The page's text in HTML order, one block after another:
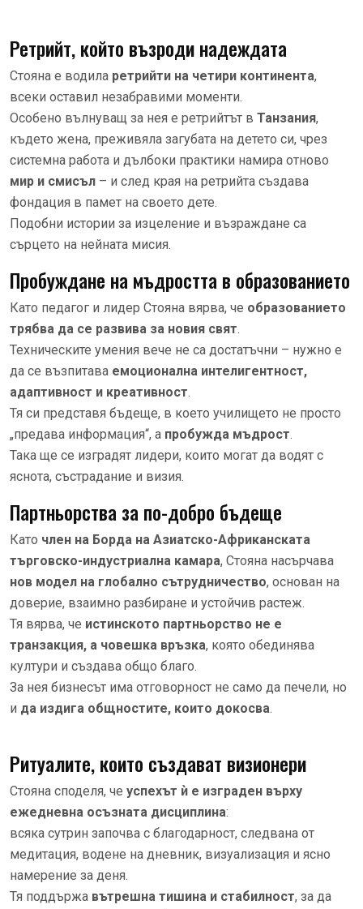
Ретрийт, който възроди надеждата
Стояна е водила ретрийти на четири континента,
всеки оставил незабравими моменти.
Особено вълнуващ за нея е ретрийтът в Танзания,
където жена, преживяла загубата на детето си, чрез
системна работа и дълбоки практики намира отново
мир и смисъл – и след края на ретрийта създава
фондация в памет на своето дете.
Подобни истории за изцеление и възраждане са
сърцето на нейната мисия.
Пробуждане на мъдростта в образованието
Като педагог и лидер Стояна вярва, че образованието
трябва да се развива за новия свят.
Техническите умения вече не са достатъчни – нужно е
да се възпитава емоционална интелигентност,
адаптивност и креативност.
Тя си представя бъдеще, в което училището не просто
„предава информация“, а пробужда мъдрост.
Така ще се изградят лидери, които могат да водят с
яснота, състрадание и визия.
Партньорства за по-добро бъдеще
Като член на Борда на Азиатско-Африканската
търговско-индустриална камара, Стояна насърчава
нов модел на глобално сътрудничество, основан на
доверие, взаимно разбиране и устойчив растеж.
Тя вярва, че истинското партньорство не е
транзакция, а човешка връзка, която обединява
култури и създава общо благо.
За нея бизнесът има отговорност не само да печели, но
и да издига общностите, които докосва.
Ритуалите, които създават визионери
Стояна споделя, че успехът ѝ е изграден върху
ежедневна осъзната дисциплина:
всяка сутрин започва с благодарност, следвана от
медитация, водене на дневник, визуализация и ясно
намерение за деня.
Тя поддържа вътрешна тишина и стабилност, за да